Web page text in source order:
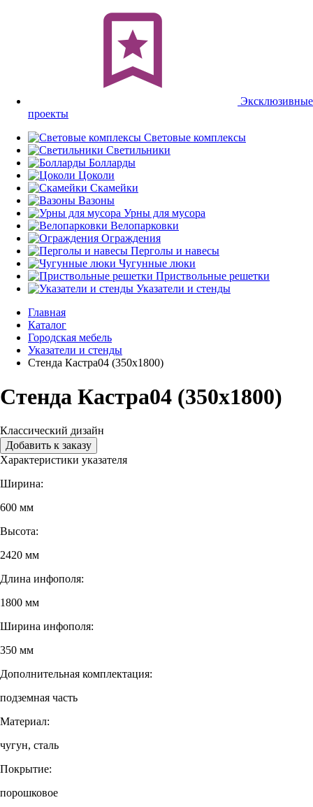
Эксклюзивные
проекты
Световые комплексы
Светильники
Болларды
Цоколи
Скамейки
Вазоны
Урны для мусора
Велопарковки
Ограждения
Перголы и навесы
Чугунные люки
Приствольные решетки
Указатели и стенды
Главная
Каталог
Городская мебель
Указатели и стенды
Стенда Кастра04 (350х1800)
Стенда Кастра04 (350х1800)
Классический дизайн
Добавить к заказу
Характеристики указателя
Ширина:
600 мм
Высота:
2420 мм
Длина инфополя:
1800 мм
Ширина инфополя:
350 мм
Дополнительная комплектация:
подземная часть
Материал:
чугун, сталь
Покрытие:
порошковое